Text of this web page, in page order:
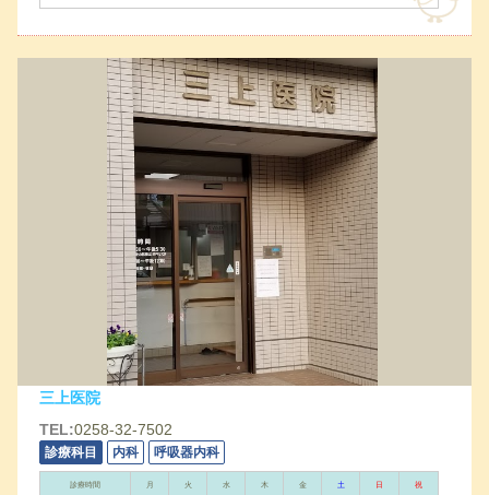
三上医院
TEL:0258-32-7502
診療科目 内科 呼吸器内科
診療時間 月 火 水 木 金 土 日 祝